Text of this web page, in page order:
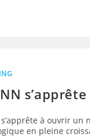
s’apprête à ouvrir
en pleine